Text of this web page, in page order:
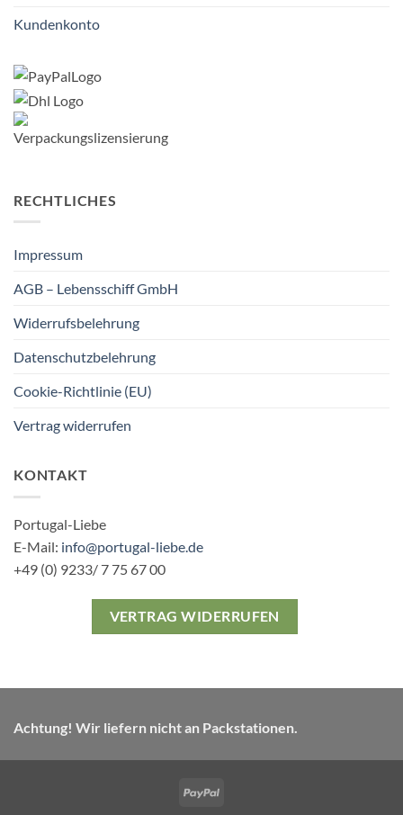
Kundenkonto
RECHTLICHES
Impressum
AGB – Lebensschiff GmbH
Widerrufsbelehrung
Datenschutzbelehrung
Cookie-Richtlinie (EU)
Vertrag widerrufen
KONTAKT
Portugal-Liebe
E-Mail: info@portugal-liebe.de
+49 (0) 9233/ 7 75 67 00
VERTRAG WIDERRUFEN
Achtung! Wir liefern nicht an Packstationen.
PayPal